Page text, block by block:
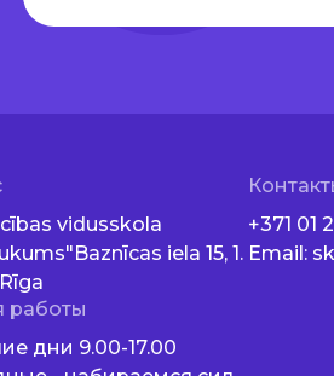
vidusskola
iela 15, 1.
+371 01
Email:
работы
дни 9.00-17.00